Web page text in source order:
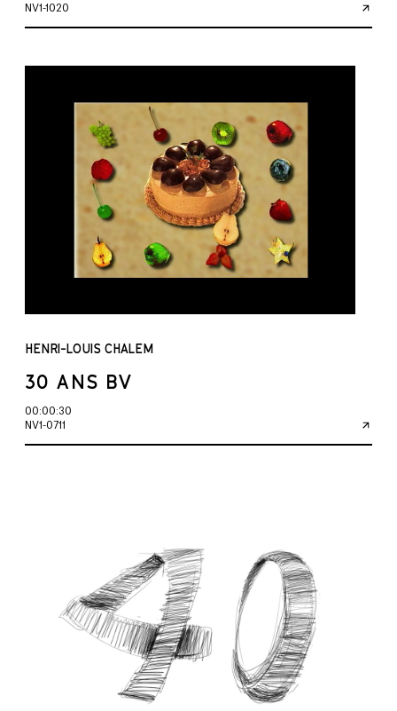
NV1-1020
HENRI-LOUIS CHALEM
30 ANS BV
00:00:30
NV1-0711